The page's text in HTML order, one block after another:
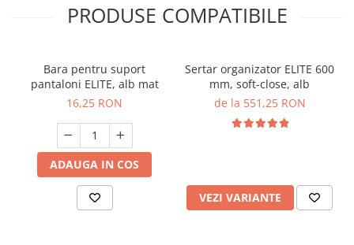
PRODUSE COMPATIBILE
Bara pentru suport
pantaloni ELITE, alb mat
16,25 RON
ADAUGA IN COS
Sertar organizator ELITE 600
mm, soft-close, alb
de la 551,25 RON
VEZI VARIANTE